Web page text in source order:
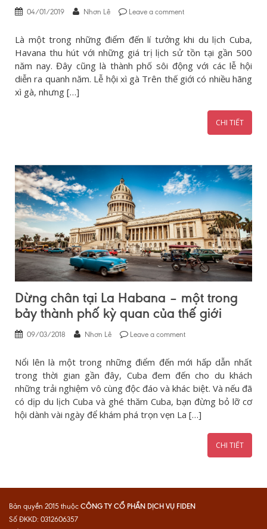
04/01/2019 Nhơn Lê Leave a comment
Là một trong những điểm đến lí tưởng khi du lịch Cuba,
Havana thu hút với những giá trị lịch sử tồn tại gần 500
năm nay. Đây cũng là thành phố sôi động với các lễ hội
diễn ra quanh năm. Lễ hội xì gà Trên thế giới có nhiều hãng
xì gà, nhưng […]
CHI TIẾT
Dừng chân tại La Habana – một trong
bảy thành phố kỳ quan của thế giới
09/03/2018 Nhơn Lê Leave a comment
Nổi lên là một trong những điểm đến mới hấp dẫn nhất
trong thời gian gần đây, Cuba đem đến cho du khách
những trải nghiệm vô cùng độc đáo và khác biệt. Và nếu đã
có dịp du lịch Cuba và ghé thăm Cuba, bạn đừng bỏ lỡ cơ
hội dành vài ngày để khám phá trọn vẹn La […]
CHI TIẾT
Bản quyền 2015 thuộc CÔNG TY CỔ PHẦN DỊCH VỤ FIDEN
Số ĐKKD: 0312606357